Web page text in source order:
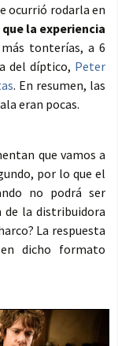
ocurrió rodarla en
la experiencia
tonterías, a 6
del díptico, Peter
. En resumen, las
eran pocas.
que vamos a
por lo que el
no podrá ser
de la distribuidora
La respuesta
dicho formato